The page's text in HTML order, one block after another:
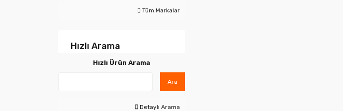
Tüm Markalar
Hızlı Arama
Hızlı Ürün Arama
Ara
Detaylı Arama